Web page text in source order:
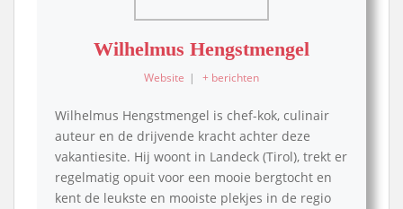
Wilhelmus Hengstmengel
Website | + berichten
Wilhelmus Hengstmengel is chef-kok, culinair
auteur en de drijvende kracht achter deze
vakantiesite. Hij woont in Landeck (Tirol), trekt er
regelmatig opuit voor een mooie bergtocht en
kent de leukste en mooiste plekjes in de regio